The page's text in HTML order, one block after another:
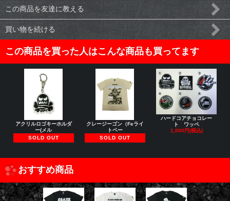
この商品を友達に教える
買い物を続ける
この商品を買った人はこんな商品も買ってます
アクリルロゴキーホルダ
ー(メル
SOLD OUT
クレージーゴン（Feライ
トベー
SOLD OUT
ハードコアチョコレー
ト ワッペ
1,000円(税込)
おすすめ商品